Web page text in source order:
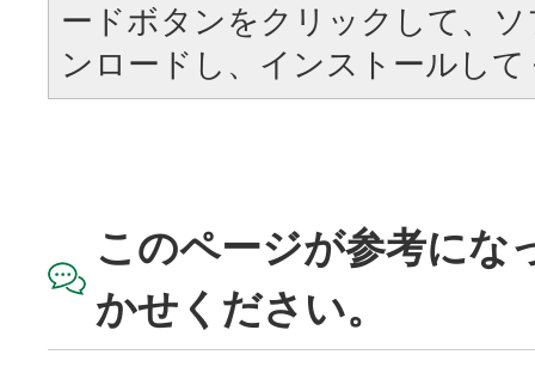
ードボタンをクリックして、
ンロードし、インストールし
このページが参考にな
かせください。